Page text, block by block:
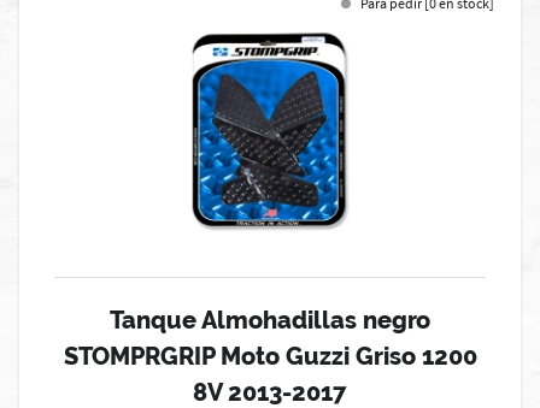
Tanque Almohadillas negro
STOMPRGRIP Moto Guzzi Griso 1200
8V 2013-2017